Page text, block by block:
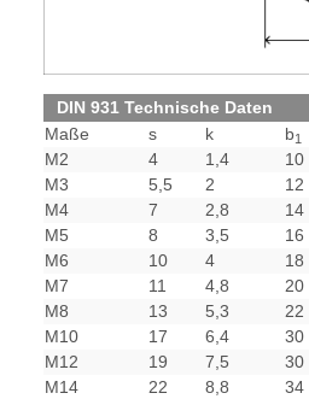
DIN 931 Technische Daten
Maße
s k b1
M2 4 1,4 10
M3
5,5 2 12
M4
7 2,8 14
M5
8 3,5 16
M6
10 4 18
M7
11 4,8 20
M8
13 5,3 22
M10
17 6,4 30
M12
19 7,5 30
M14
22 8,8 34